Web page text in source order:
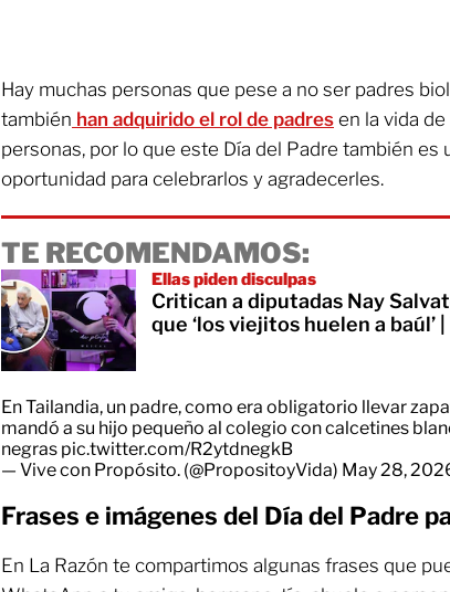
Hay muchas personas que pese a no ser padres
también han adquirido el rol de padres en la vida
personas, por lo que este Día del Padre también es
oportunidad para celebrarlos y agradecerles.
TE RECOMENDAMOS:
Ellas piden disculpas
Critican a diputadas Nay
que ‘los viejitos huelen a baúl’ |
En Tailandia, un padre, como era obligatorio llevar
mandó a su hijo pequeño al colegio con calcetines
negras pic.twitter.com/R2ytdnegkB
— Vive con Propósito. (@PropositoyVida) May 28,
Frases e imágenes del Día del Padre
En La Razón te compartimos algunas frases que